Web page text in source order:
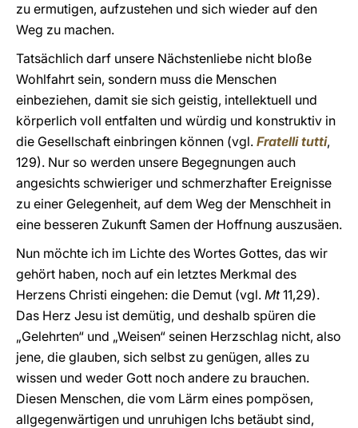
zu ermutigen, aufzustehen und sich wieder auf den
Weg zu machen.
Tatsächlich darf unsere Nächstenliebe nicht bloße
Wohlfahrt sein, sondern muss die Menschen
einbeziehen, damit sie sich geistig, intellektuell und
körperlich voll entfalten und würdig und konstruktiv in
die Gesellschaft einbringen können (vgl. Fratelli tutti,
129). Nur so werden unsere Begegnungen auch
angesichts schwieriger und schmerzhafter Ereignisse
zu einer Gelegenheit, auf dem Weg der Menschheit in
eine besseren Zukunft Samen der Hoffnung auszusäen.
Nun möchte ich im Lichte des Wortes Gottes, das wir
gehört haben, noch auf ein letztes Merkmal des
Herzens Christi eingehen: die Demut (vgl. Mt11,29).
Das Herz Jesu ist demütig, und deshalb spüren die
„Gelehrten“ und „Weisen“ seinen Herzschlag nicht, also
jene, die glauben, sich selbst zu genügen, alles zu
wissen und weder Gott noch andere zu brauchen.
Diesen Menschen, die vom Lärm eines pompösen,
allgegenwärtigen und unruhigen Ichs betäubt sind,